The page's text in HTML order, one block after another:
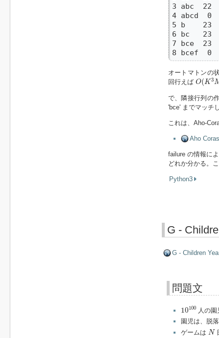
3 abc
4 abcd
5 b    23
6 bc   23
7 bce
8 bcef  0
オートマトンの
回行えば O(K3
O(K3M
で、隣接行列の
'bce' までマッチ
これは、Aho-
Aho
failure の情報に
どれか分かる。
Python3
G -
G - Children
問題文
10100
10100
人の
園児は、脱
ゲームは N
N